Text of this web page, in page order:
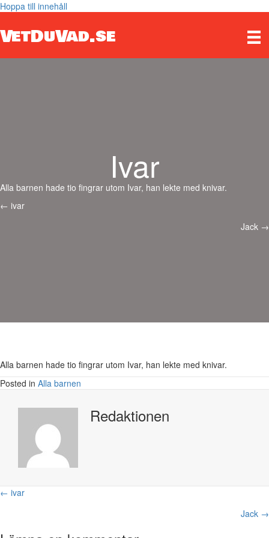
Hoppa till innehåll
VetDuVad.se
Ivar
Alla barnen hade tio fingrar utom Ivar, han lekte med knivar.
Posts
← ivar
Jack →
Alla barnen hade tio fingrar utom Ivar, han lekte med knivar.
Posted in Alla barnen
Redaktionen
Posts
← ivar
Jack →